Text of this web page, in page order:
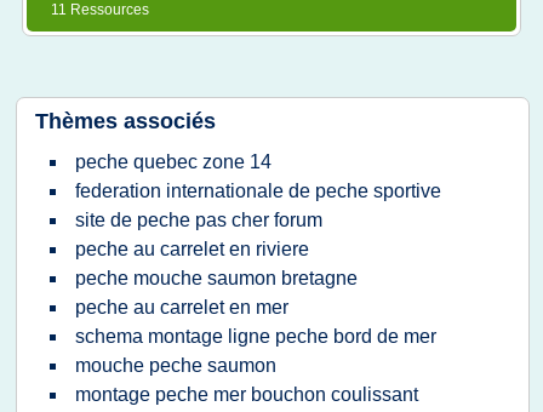
11 Ressources
Thèmes associés
peche quebec zone 14
federation internationale de peche sportive
site de peche pas cher forum
peche au carrelet en riviere
peche mouche saumon bretagne
peche au carrelet en mer
schema montage ligne peche bord de mer
mouche peche saumon
montage peche mer bouchon coulissant